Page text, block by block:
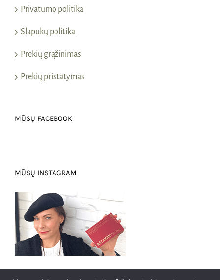
Privatumo politika
Slapukų politika
Prekių grąžinimas
Prekių pristatymas
MŪSŲ FACEBOOK
MŪSŲ INSTAGRAM